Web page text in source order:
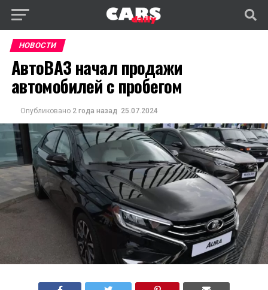
НОВОСТИ
АвтоВАЗ начал продажи
автомобилей с пробегом
Опубликовано 2 года назад 25.07.2024